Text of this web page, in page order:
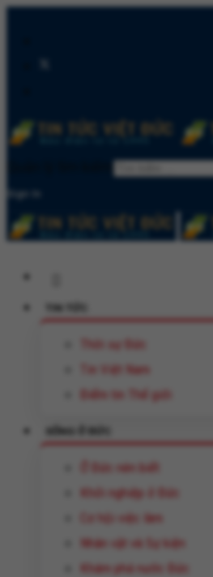
Sign In
TIN TỨC
Thời sự Đức
Tin Việt Nam
Điểm tin Thế giới
SỐNG Ở ĐỨC
Ở Đức nên biết
Khởi nghiệp ở Đức
Cơ hội việc làm
Nhân vật và Sự kiện
Khám phá nước Đức